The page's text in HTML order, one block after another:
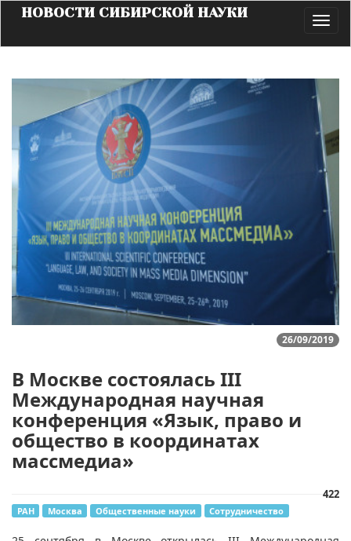
НОВОСТИ СИБИРСКОЙ НАУКИ
26/09/2019
В Москве состоялась III
Международная научная
конференция «Язык, право и
общество в координатах
массмедиа»
422
РАН Москва Общественные науки Сотрудничество